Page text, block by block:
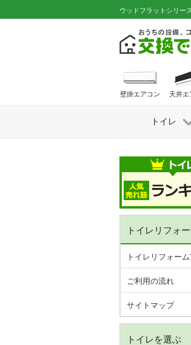
ウッドフラットシリー
トイレリフォ
トイレリフォーム
ご利用の流れ
サイトマップ
トイレを選ぶ
壁掛エアコン 天井エ
トイレ